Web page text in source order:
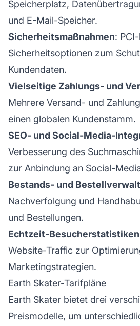
Speicherplatz,
und E-Mail-Speicher.
Sicherheitsmaßnahmen:
Sicherheitsoptionen zum
Kundendaten.
Vielseitige Zahlungs- und
Mehrere Versand- und
einen globalen Kundenstamm.
SEO- und Social-Media-
Verbesserung des
zur Anbindung an Social-
Bestands- und
Nachverfolgung und
und Bestellungen.
Echtzeit-Besucherstatistiken
Website-Traffic zur
Marketingstrategien.
Earth Skater-Tarifpläne
Earth Skater bietet drei
Preismodelle, um